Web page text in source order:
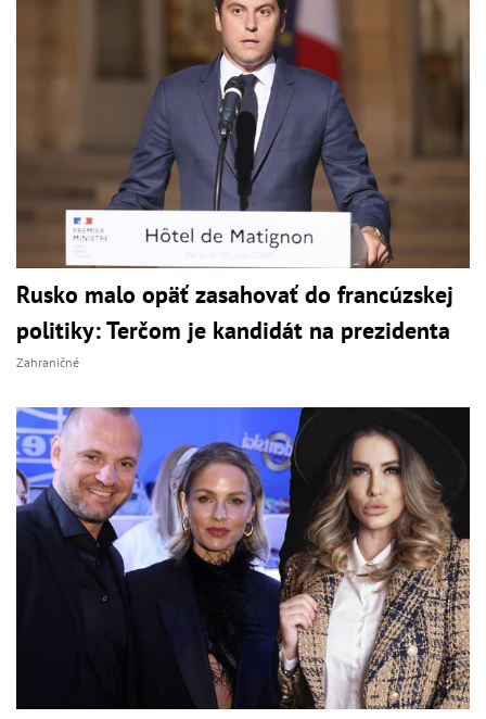
Rusko malo opäť zasahovať do francúzskej
politiky: Terčom je kandidát na prezidenta
Zahraničné